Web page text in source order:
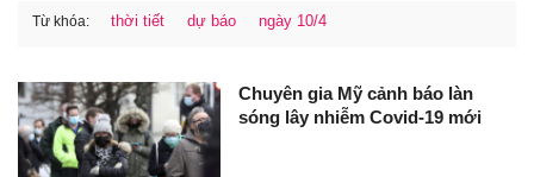
Từ khóa: thời tiết dự báo ngày 10/4
Chuyên gia Mỹ cảnh báo làn
sóng lây nhiễm Covid-19 mới